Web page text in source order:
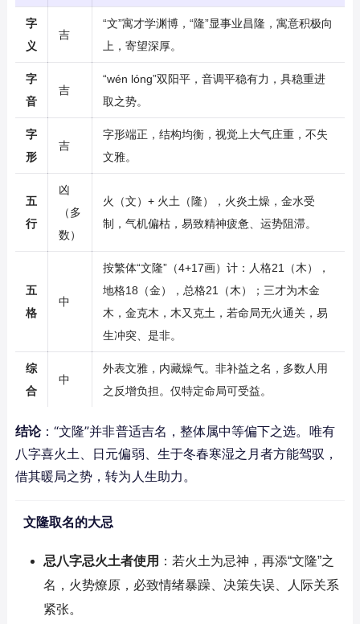
字
义
吉
“文”寓才学渊博，“隆”显事业昌隆，寓意积极向
上，寄望深厚。
字
音
吉
“wén lóng”双阳平，音调平稳有力，具稳重进
取之势。
字
形
吉
字形端正，结构均衡，视觉上大气庄重，不失
文雅。
五
行
凶
（多
数）
火（文）+ 火土（隆），火炎土燥，金水受
制，气机偏枯，易致精神疲惫、运势阻滞。
五
格
中
按繁体“文隆”（4+17画）计：人格21（木），
地格18（金），总格21（木）；三才为木金
木，金克木，木又克土，若命局无火通关，易
生冲突、是非。
综
合
中
外表文雅，内藏燥气。非补益之名，多数人用
之反增负担。仅特定命局可受益。
结论：“文隆”并非普适吉名，整体属中等偏下之选。唯有
八字喜火土、日元偏弱、生于冬春寒湿之月者方能驾驭，
借其暖局之势，转为人生助力。
文隆取名的大忌
忌八字忌火土者使用 ：若火土为忌神，再添“文隆”之
名，火势燎原，必致情绪暴躁、决策失误、人际关系
紧张。